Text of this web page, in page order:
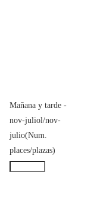
Mañana y tarde -
nov-juliol/nov-
julio(Num.
places/plazas)